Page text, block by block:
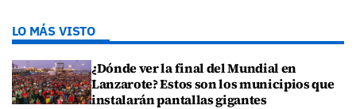
LO MÁS VISTO
¿Dónde ver la final del Mundial en
Lanzarote? Estos son los municipios que
instalarán pantallas gigantes